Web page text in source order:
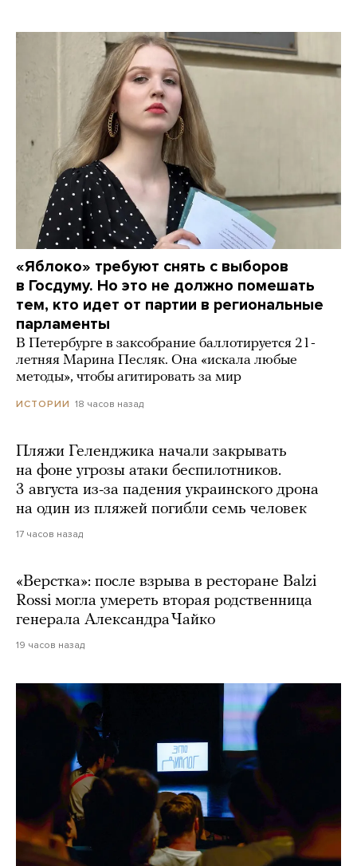
«Яблоко» требуют снять с выборов
в Госдуму. Но это не должно помешать
тем, кто идет от партии в региональные
парламенты
В Петербурге в заксобрание баллотируется 21-
летняя Марина Песляк. Она «искала любые
методы», чтобы агитировать за мир
ИСТОРИИ 18 часов назад
Пляжи Геленджика начали закрывать
на фоне угрозы атаки беспилотников.
3 августа из-за падения украинского дрона
на один из пляжей погибли семь человек
17 часов назад
«Верстка»: после взрыва в ресторане Balzi
Rossi могла умереть вторая родственница
генерала Александра Чайко
19 часов назад